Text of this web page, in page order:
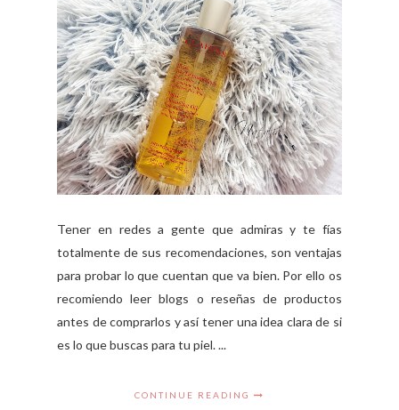
Tener en redes a gente que admiras y te fías
totalmente de sus recomendaciones, son ventajas
para probar lo que cuentan que va bien. Por ello os
recomiendo leer blogs o reseñas de productos
antes de comprarlos y así tener una idea clara de si
es lo que buscas para tu piel. ...
CONTINUE READING